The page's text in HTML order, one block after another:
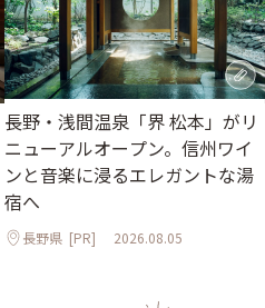
長野・浅間温泉「界 松本」がリ
ニューアルオープン。信州ワイ
ンと音楽に浸るエレガントな湯
宿へ
長野県 [PR] 2026.08.05